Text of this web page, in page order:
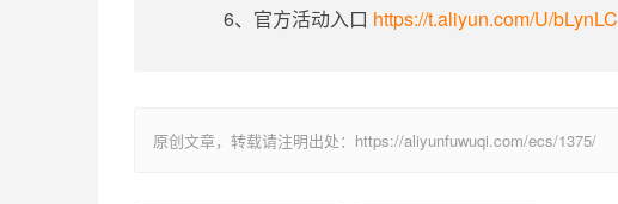
6、官方活动入口 https://t.aliyun.com/U/bLynLC
原创文章，转载请注明出处：https://aliyunfuwuqi.com/ecs/1375/